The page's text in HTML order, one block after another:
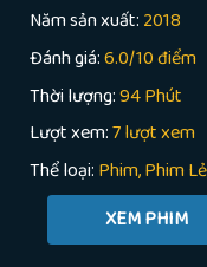
Năm sản xuất: 2018
Đánh giá:6.0/10 điểm
Thời lượng:94 Phút
Lượt xem:7 lượt xem
Thể loại: Phim Phim Lẻ